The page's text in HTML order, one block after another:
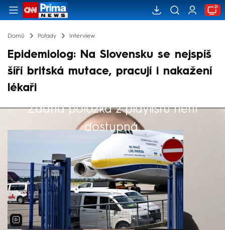
Domů Pořady Interview
Epidemiolog: Na Slovensku se nejspíš
šíří britská mutace, pracují i nakažení
lékaři
Žádná položka z playlistu není
dostupná.
Výběr redakce